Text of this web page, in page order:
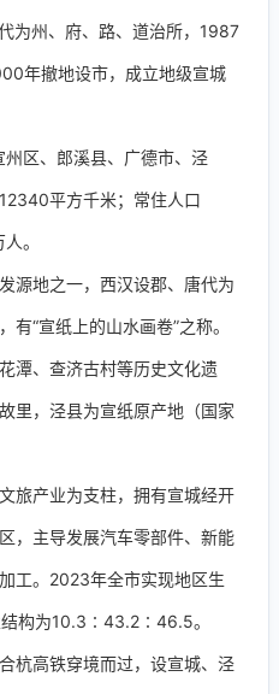
为州、府、路、道治所，1987
年撤地设市，成立地级宣城
区、郎溪县、广德市、泾
平方千米；常住人口
。
源地之一，西汉设郡、唐代为
“宣纸上的山水画卷”之称。
潭、查济古村等历史文化遗
里，泾县为宣纸原产地（国家
旅产业为支柱，拥有宣城经开
，主导发展汽车零部件、新能
工。2023年全市实现地区生
结构为10.3∶43.2∶46.5。
杭高铁穿境而过，设宣城、泾